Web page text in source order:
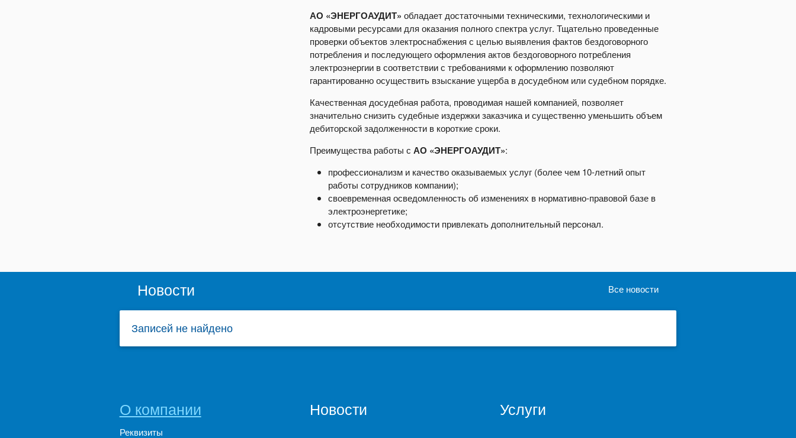
АО «ЭНЕРГОАУДИТ» обладает достаточными техническими, технологическими и
кадровыми ресурсами для оказания полного спектра услуг. Тщательно проведенные
проверки объектов электроснабжения с целью выявления фактов бездоговорного
потребления и последующего оформления актов бездоговорного потребления
электроэнергии в соответствии с требованиями к оформлению позволяют
гарантированно осуществить взыскание ущерба в досудебном или судебном порядке.
Качественная досудебная работа, проводимая нашей компанией, позволяет
значительно снизить судебные издержки заказчика и существенно уменьшить объем
дебиторской задолженности в короткие сроки.
Преимущества работы с АО «ЭНЕРГОАУДИТ»:
профессионализм и качество оказываемых услуг (более чем 10-летний опыт
работы сотрудников компании);
своевременная осведомленность об изменениях в нормативно-правовой базе в
электроэнергетике;
отсутствие необходимости привлекать дополнительный персонал.
Новости Все новости
Записей не найдено
О компании
Реквизиты
Новости Услуги